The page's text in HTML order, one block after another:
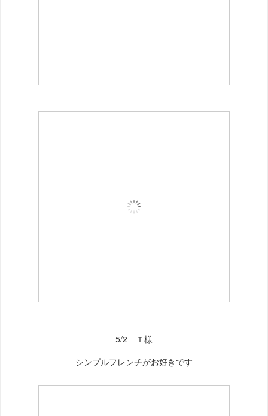
5/2 Ｔ様
シンプルフレンチがお好きです